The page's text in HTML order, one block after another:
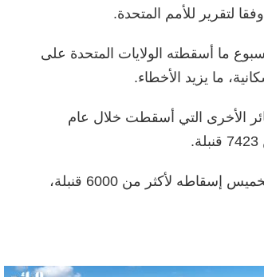
لتقرير للأمم المتحدة.
ما أسقطته الولايات المتحدة على
ما يزيد الأخطاء.
الأخرى التي أسقطت خلال عام
وكان جيش الاحتلال الإسرائيلي قد أعلن أول أمس الخميس إسقاطه لأكثر من 6000 قنبلة،